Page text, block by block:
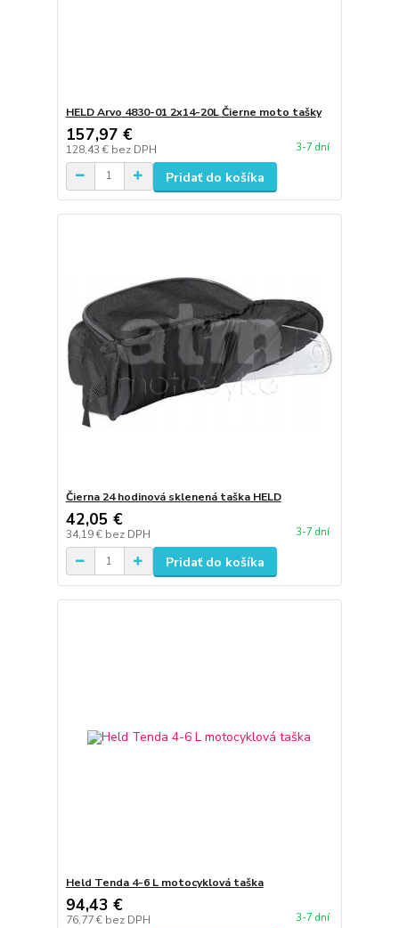
HELD Arvo 4830-01 2x14-20L Čierne moto tašky
157,97 €
128,43 € bez DPH 3-7 dní
Pridať do košíka
Čierna 24 hodinová sklenená taška HELD
42,05 €
34,19 € bez DPH 3-7 dní
Pridať do košíka
Held Tenda 4-6 L motocyklová taška
94,43 €
76,77 € bez DPH 3-7 dní